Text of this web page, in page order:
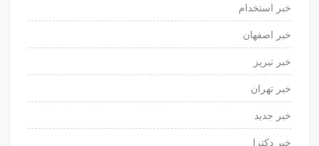
خبر استخدام
خبر اصفهان
خبر تبریز
خبر تهران
خبر جدید
خبر دکترا